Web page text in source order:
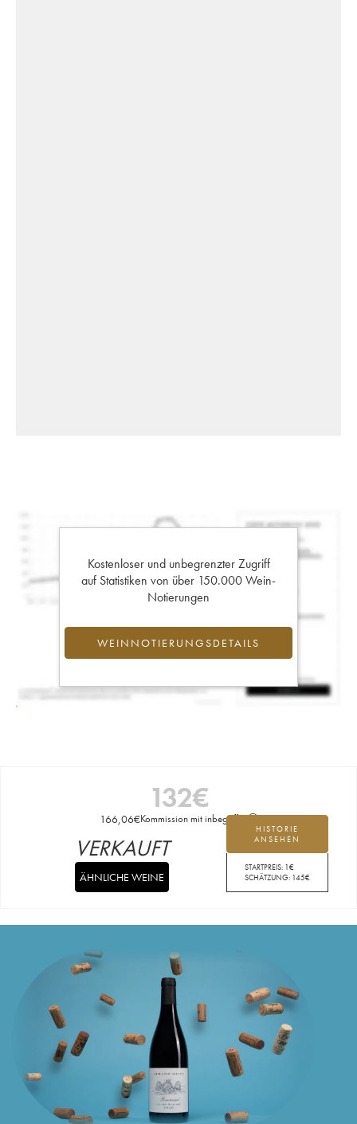
Kostenloser und unbegrenzter Zugriff
auf Statistiken von über 150.000 Wein-
Notierungen
WEINNOTIERUNGSDETAILS
132€
166,06€Kommission mit inbegriffen
HISTORIE
ANSEHEN
STARTPREIS: 1€
SCHÄTZUNG: 145€
VERKAUFT
ÄHNLICHE WEINE